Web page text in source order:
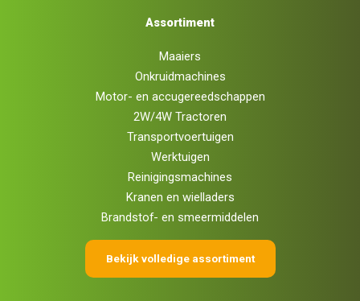
Assortiment
Maaiers
Onkruidmachines
Motor- en accugereedschappen
2W/4W Tractoren
Transportvoertuigen
Werktuigen
Reinigingsmachines
Kranen en wielladers
Brandstof- en smeermiddelen
Bekijk volledige assortiment